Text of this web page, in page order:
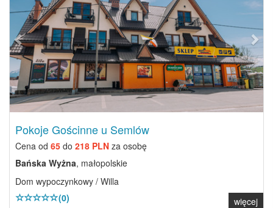
Pokoje Gościnne u Semlów
Cena od 65 do 218 PLN za osobę
Bańska Wyżna, małopolskie
Dom wypoczynkowy / Willa
(0)
więcej